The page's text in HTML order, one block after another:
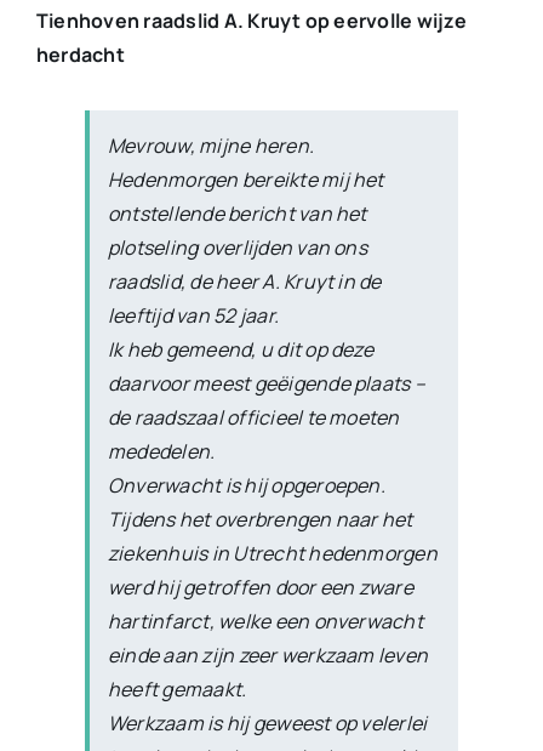
Tienhoven raadslid A. Kruyt op eervolle wijze
herdacht
Mevrouw, mijne heren.
Hedenmorgen bereikte mij het
ontstellende bericht van het
plotseling overlijden van ons
raadslid, de heer A. Kruyt in de
leeftijd van 52 jaar.
Ik heb gemeend, u dit op deze
daarvoor meest geëigende plaats –
de raadszaal officieel te moeten
mededelen.
Onverwacht is hij opgeroepen.
Tijdens het overbrengen naar het
ziekenhuis in Utrecht hedenmorgen
werd hij getroffen door een zware
hartinfarct, welke een onverwacht
einde aan zijn zeer werkzaam leven
heeft gemaakt.
Werkzaam is hij geweest op velerlei